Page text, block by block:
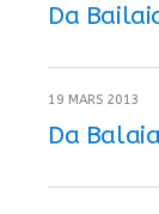
Da
19 MARS 2013
Da